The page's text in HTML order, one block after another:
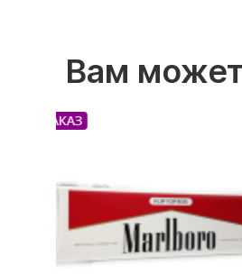
Вам
ТОП ПРОДАЖ